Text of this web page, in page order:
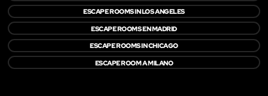
ESCAPE ROOMS IN LOS ANGELES
ESCAPE ROOMS EN MADRID
ESCAPE ROOMS IN CHICAGO
ESCAPE ROOM A MILANO